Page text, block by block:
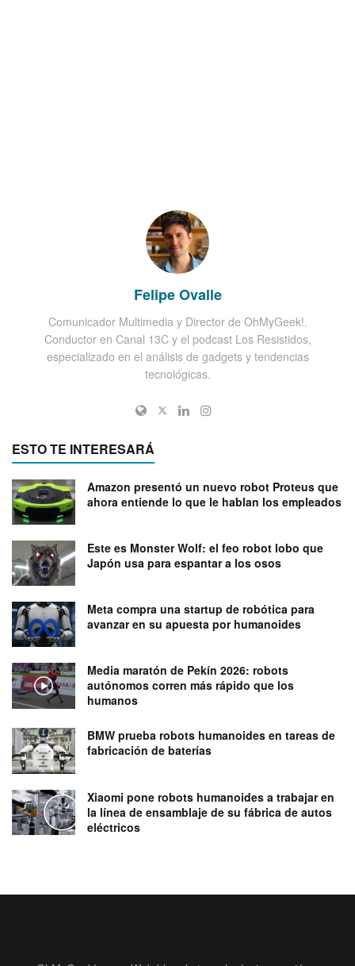
Felipe Ovalle
Comunicador Multimedia y Director de OhMyGeek!.
Conductor en Canal 13C y el podcast Los Resistidos,
especializado en el análisis de gadgets y tendencias
tecnológicas.
ESTO TE INTERESARÁ
Amazon presentó un nuevo robot Proteus que
ahora entiende lo que le hablan los empleados
Este es Monster Wolf: el feo robot lobo que
Japón usa para espantar a los osos
Meta compra una startup de robótica para
avanzar en su apuesta por humanoides
Media maratón de Pekín 2026: robots
autónomos corren más rápido que los
humanos
BMW prueba robots humanoides en tareas de
fabricación de baterías
Xiaomi pone robots humanoides a trabajar en
la línea de ensamblaje de su fábrica de autos
eléctricos